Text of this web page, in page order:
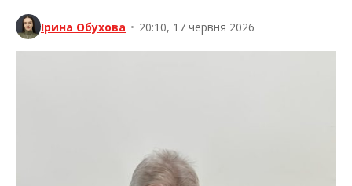
Ірина Обухова • 20:10, 17 червня 2026